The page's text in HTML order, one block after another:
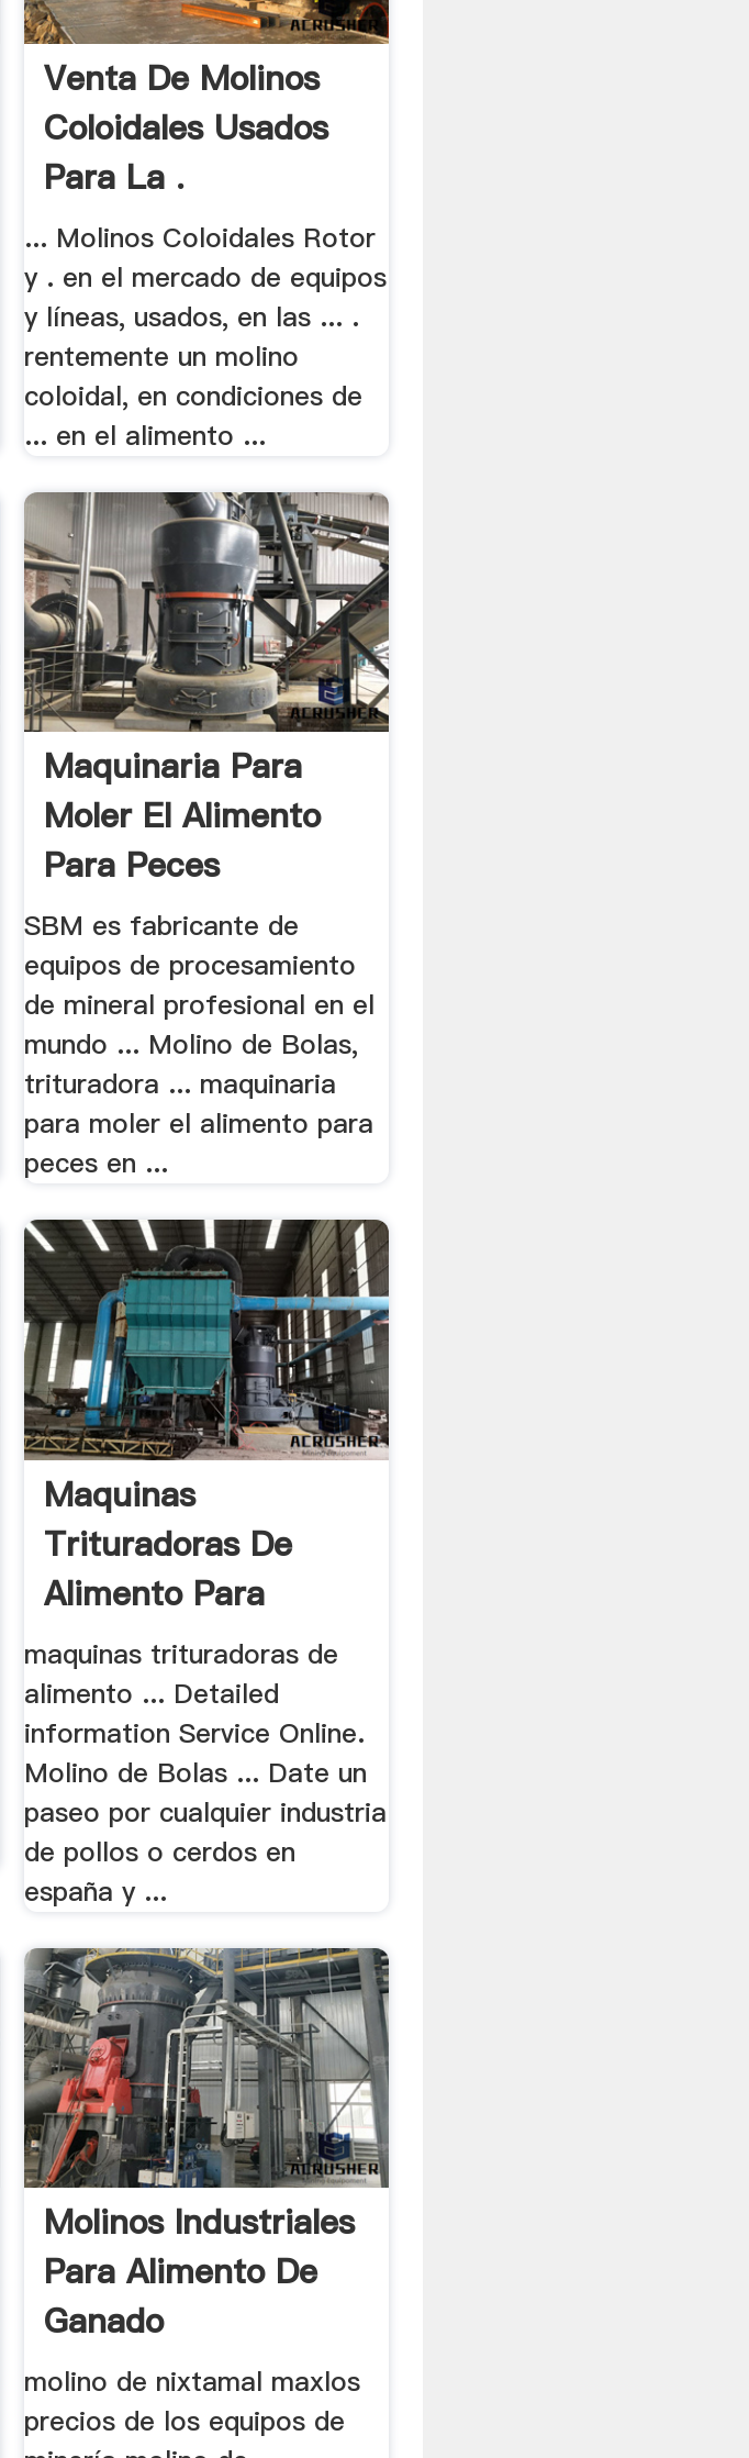
Venta De Molinos
Coloidales Usados
Para La .
... Molinos Coloidales Rotor
y . en el mercado de equipos
y líneas, usados, en las ... .
rentemente un molino
coloidal, en condiciones de
... en el alimento ...
Maquinaria Para
Moler El Alimento
Para Peces
SBM es fabricante de
equipos de procesamiento
de mineral profesional en el
mundo ... Molino de Bolas,
trituradora ... maquinaria
para moler el alimento para
peces en ...
Maquinas
Trituradoras De
Alimento Para
Cerdos
maquinas trituradoras de
alimento ... Detailed
information Service Online.
Molino de Bolas ... Date un
paseo por cualquier industria
de pollos o cerdos en
españa y ...
Molinos Industriales
Para Alimento De
Ganado
molino de nixtamal maxlos
precios de los equipos de